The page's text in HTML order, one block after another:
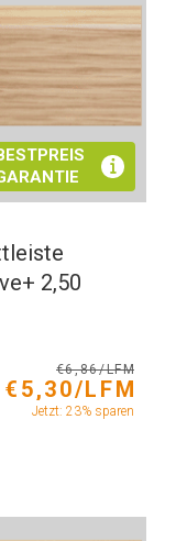
2,50
€6,86/LFM
€5,30/LFM
Jetzt: 23% sparen